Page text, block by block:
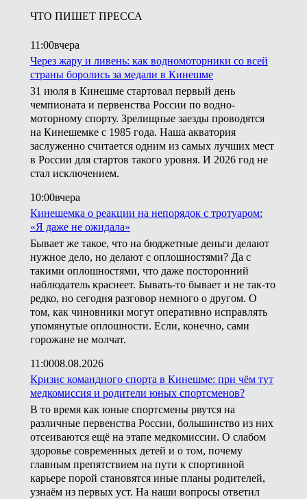
ЧТО ПИШЕТ ПРЕССА
11:00вчера
Через жару и ливень: как водномоторники со всей
страны боролись за медали в Кинешме
31 июля в Кинешме стартовал первый день
чемпионата и первенства России по водно-
моторному спорту. Зрелищные заезды проводятся
на Кинешемке с 1985 года. Наша акватория
заслуженно считается одним из самых лучших мест
в России для стартов такого уровня. И 2026 год не
стал исключением.
10:00вчера
Кинешемка о реакции на непорядок с тротуаром:
«Я даже не ожидала»
Бывает же такое, что на бюджетные деньги делают
нужное дело, но делают с оплошностями? Да с
такими оплошностями, что даже посторонний
наблюдатель краснеет. Бывать-то бывает и не так-то
редко, но сегодня разговор немного о другом. О
том, как чиновники могут оперативно исправлять
упомянутые оплошности. Если, конечно, сами
горожане не молчат.
11:0008.08.2026
Кризис командного спорта в Кинешме: при чём тут
медкомиссия и родители юных спортсменов?
В то время как юные спортсмены рвутся на
различные первенства России, большинство из них
отсеиваются ещё на этапе медкомиссии. О слабом
здоровье современных детей и о том, почему
главным препятствием на пути к спортивной
карьере порой становятся иные планы родителей,
узнаём из первых уст. На наши вопросы ответил